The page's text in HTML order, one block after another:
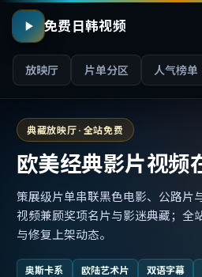
免费日韩视频
放映厅 片单分区 人气榜单
典藏放映厅 · 全站免费
欧美经典影片视频
策展级片单串联黑色电影、公路片
视频兼顾奖项名片与影迷典藏；全
与修复上架动态。
奥斯卡系 欧陆艺术片 双语字幕